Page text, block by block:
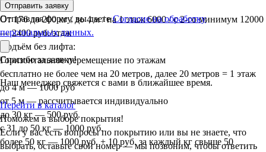
— 2100 руб./этаж
От 176 до 200 кг / до 4 м / на 1 этаж 6000 / с 2-го минимум 12000
— 2400 руб./этаж
Подъём без лифта:
Горизонтальное перемещение по этажам
бесплатно не более чем на 20 метров, далее 20 метров = 1 этаж
до 4 м — 1000 руб
от 5 м — рассчитывается индивидуально
до 30 кг — 500 руб.
с 31 до 50 кг — 1000 руб.
более 50 кг — 1000 руб. + 10 руб. за каждый кг свыше 50
Отправить заявку
Отправляя форму, вы даетеСогласие на обработку
персональных данных.
Спасибо за заявку!
Наш менеджер свяжется с вами в ближайшее время.
Перейти в каталог
Поможем в выборе покрытия!
Если у вас есть вопросы по покрытию или вы не знаете, что
выбрать, оставьте свой номер — мы позвоним, чтобы ответить